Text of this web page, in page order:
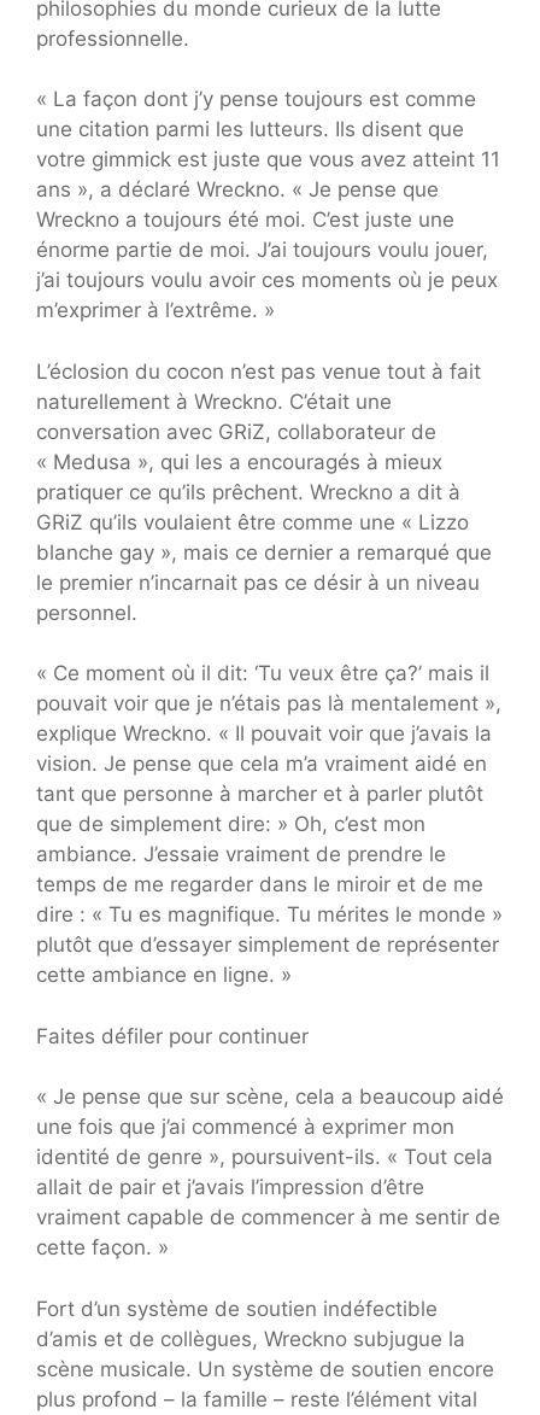
philosophies du monde curieux de la lutte
professionnelle.
« La façon dont j’y pense toujours est comme
une citation parmi les lutteurs. Ils disent que
votre gimmick est juste que vous avez atteint 11
ans », a déclaré Wreckno. « Je pense que
Wreckno a toujours été moi. C’est juste une
énorme partie de moi. J’ai toujours voulu jouer,
j’ai toujours voulu avoir ces moments où je peux
m’exprimer à l’extrême. »
L’éclosion du cocon n’est pas venue tout à fait
naturellement à Wreckno. C’était une
conversation avec GRiZ, collaborateur de
« Medusa », qui les a encouragés à mieux
pratiquer ce qu’ils prêchent. Wreckno a dit à
GRiZ qu’ils voulaient être comme une « Lizzo
blanche gay », mais ce dernier a remarqué que
le premier n’incarnait pas ce désir à un niveau
personnel.
« Ce moment où il dit: ‘Tu veux être ça?’ mais il
pouvait voir que je n’étais pas là mentalement »,
explique Wreckno. « Il pouvait voir que j’avais la
vision. Je pense que cela m’a vraiment aidé en
tant que personne à marcher et à parler plutôt
que de simplement dire: » Oh, c’est mon
ambiance. J’essaie vraiment de prendre le
temps de me regarder dans le miroir et de me
dire : « Tu es magnifique. Tu mérites le monde »
plutôt que d’essayer simplement de représenter
cette ambiance en ligne. »
Faites défiler pour continuer
« Je pense que sur scène, cela a beaucoup aidé
une fois que j’ai commencé à exprimer mon
identité de genre », poursuivent-ils. « Tout cela
allait de pair et j’avais l’impression d’être
vraiment capable de commencer à me sentir de
cette façon. »
Fort d’un système de soutien indéfectible
d’amis et de collègues, Wreckno subjugue la
scène musicale. Un système de soutien encore
plus profond – la famille – reste l’élément vital